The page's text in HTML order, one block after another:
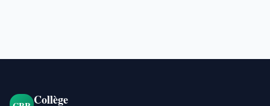
Collège